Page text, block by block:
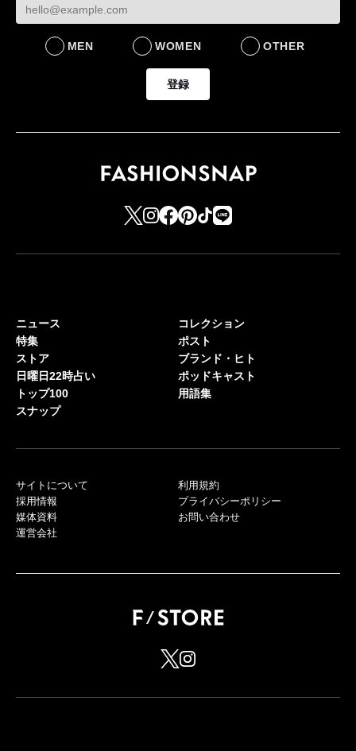
MEN WOMEN OTHER
登録
ニュース
特集
ストア
日曜日22時占い
トップ100
スナップ
コレクション
ポスト
ブランド・ヒト
ポッドキャスト
用語集
サイトについて
採用情報
媒体資料
運営会社
利用規約
プライバシーポリシー
お問い合わせ